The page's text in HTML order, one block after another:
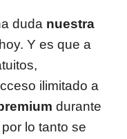
duda nuestra
Y es que a
ilimitado a
durante
lo tanto se